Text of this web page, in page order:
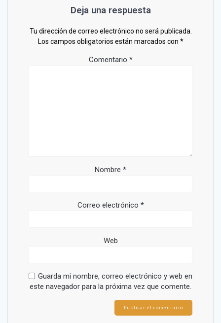
Deja una respuesta
Tu dirección de correo electrónico no será publicada.
Los campos obligatorios están marcados con *
Comentario *
Nombre *
Correo electrónico *
Web
Guarda mi nombre, correo electrónico y web en
este navegador para la próxima vez que comente.